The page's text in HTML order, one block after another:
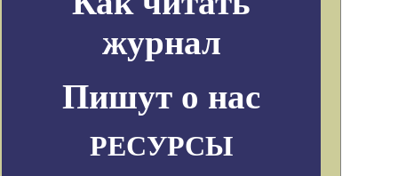
журнал
Пишут о нас
РЕСУРСЫ